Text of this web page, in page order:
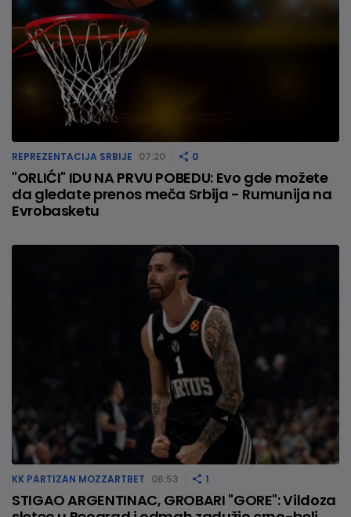
REPREZENTACIJA SRBIJE 07:20 0
"ORLIĆI" IDU NA PRVU POBEDU: Evo gde možete
da gledate prenos meča Srbija - Rumunija na
Evrobasketu
KK PARTIZAN MOZZARTBET 06:53 1
STIGAO ARGENTINAC, GROBARI "GORE": Vildoza